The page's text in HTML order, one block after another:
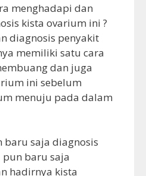
menghadapi dan
kista ovarium ini ?
diagnosis penyakit
memiliki satu cara
dan juga
ini sebelum
menuju pada dalam
baru saja diagnosis
baru saja
hadirnya kista